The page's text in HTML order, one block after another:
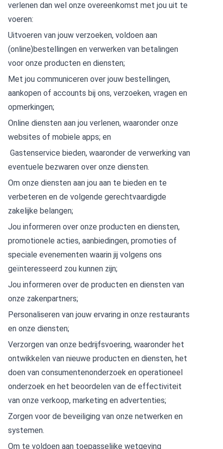
verlenen dan wel onze overeenkomst met jou uit te
voeren:
Uitvoeren van jouw verzoeken, voldoen aan
(online)bestellingen en verwerken van betalingen
voor onze producten en diensten;
Met jou communiceren over jouw bestellingen,
aankopen of accounts bij ons, verzoeken, vragen en
opmerkingen;
Online diensten aan jou verlenen, waaronder onze
websites of mobiele apps; en
Gastenservice bieden, waaronder de verwerking van
eventuele bezwaren over onze diensten.
Om onze diensten aan jou aan te bieden en te
verbeteren en de volgende gerechtvaardigde
zakelijke belangen;
Jou informeren over onze producten en diensten,
promotionele acties, aanbiedingen, promoties of
speciale evenementen waarin jij volgens ons
geïnteresseerd zou kunnen zijn;
Jou informeren over de producten en diensten van
onze zakenpartners;
Personaliseren van jouw ervaring in onze restaurants
en onze diensten;
Verzorgen van onze bedrijfsvoering, waaronder het
ontwikkelen van nieuwe producten en diensten, het
doen van consumentenonderzoek en operationeel
onderzoek en het beoordelen van de effectiviteit
van onze verkoop, marketing en advertenties;
Zorgen voor de beveiliging van onze netwerken en
systemen.
Om te voldoen aan toepasselijke wetgeving